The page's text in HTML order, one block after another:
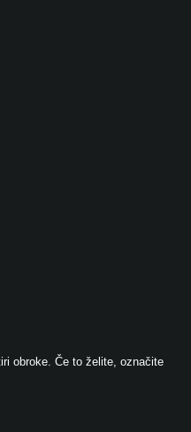
obroke. Če to želite, označite